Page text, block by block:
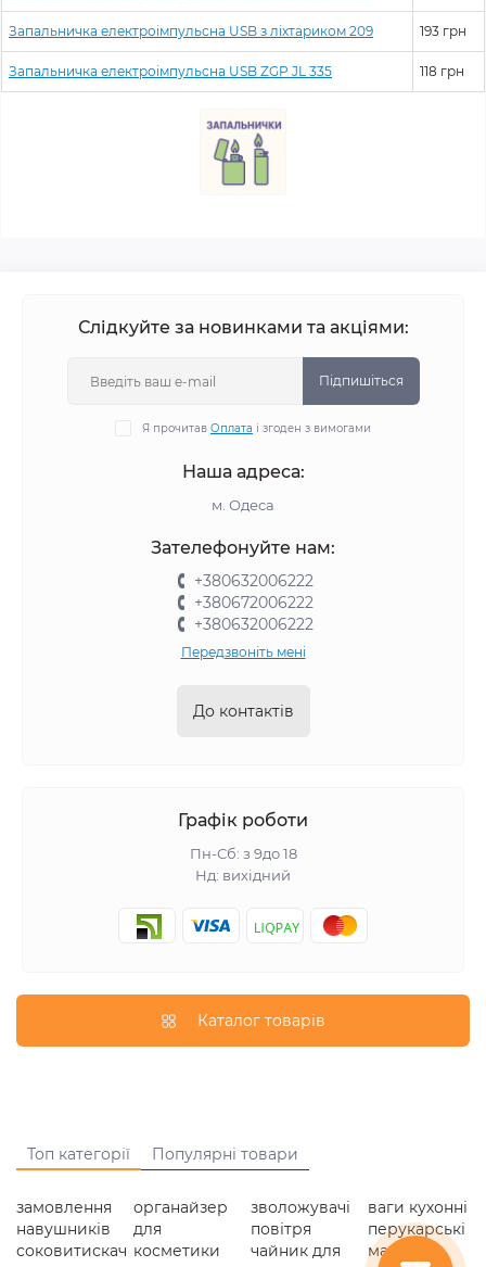
Запальничка електроімпульсна USB з ліхтариком 209 193 грн
Запальничка електроімпульсна USB ZGP JL 335 118 грн
Слідкуйте за новинками та акціями:
Підпишіться
Я прочитав Оплата і згоден з вимогами
Наша адреса:
м. Одеса
Зателефонуйте нам:
+380632006222
+380672006222
+380632006222
Передзвоніть мені
До контактів
Графік роботи
Пн-Сб: з 9до 18
Нд: вихідний
Каталог товарів
Топ категорії Популярні товари
замовлення
навушників
соковитискач
органайзер
для
косметики
зволожувачі
повітря
чайник для
ваги кухонні
перукарські
машинки